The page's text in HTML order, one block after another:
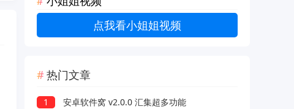
点我看小姐姐视频
热门文章
1 安卓软件窝 v2.0.0 汇集超多功能